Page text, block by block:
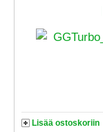
Lisää ostoskoriin